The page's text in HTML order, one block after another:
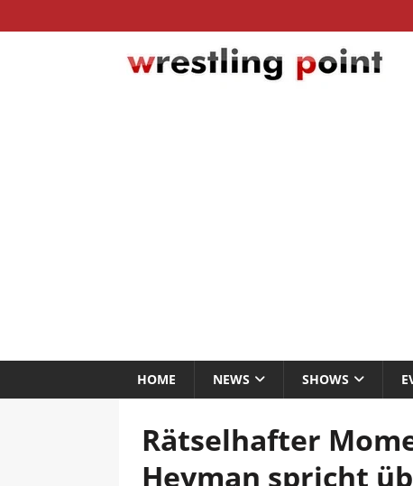
HOME NEWS SHOWS
Rätselhafter
Heyman spricht